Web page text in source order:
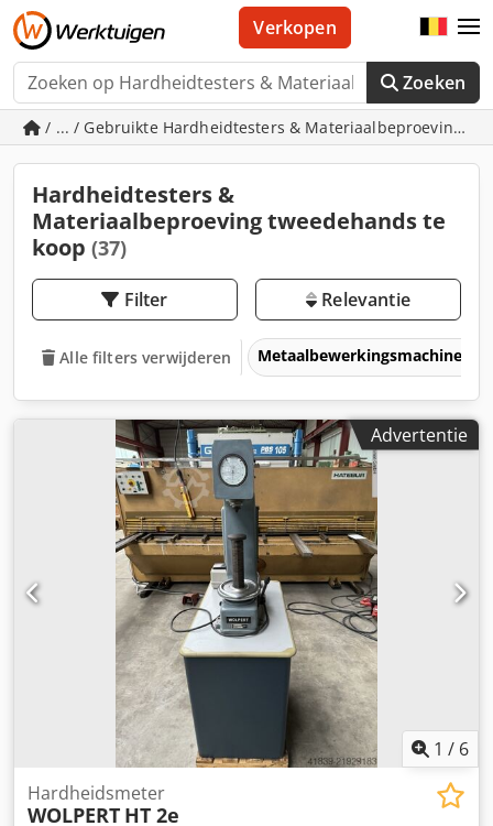
Zoeken
Verkopen
/ ... / Gebruikte Hardheidtesters & Materiaalbeproeving
Hardheidtesters &
Materiaalbeproeving tweedehands te
koop (37)
Filter Relevantie
Alle filters verwijderen Metaalbewerkingsmachines
Advertentie
1 / 6
Hardheidsmeter
WOLPERT HT 2e